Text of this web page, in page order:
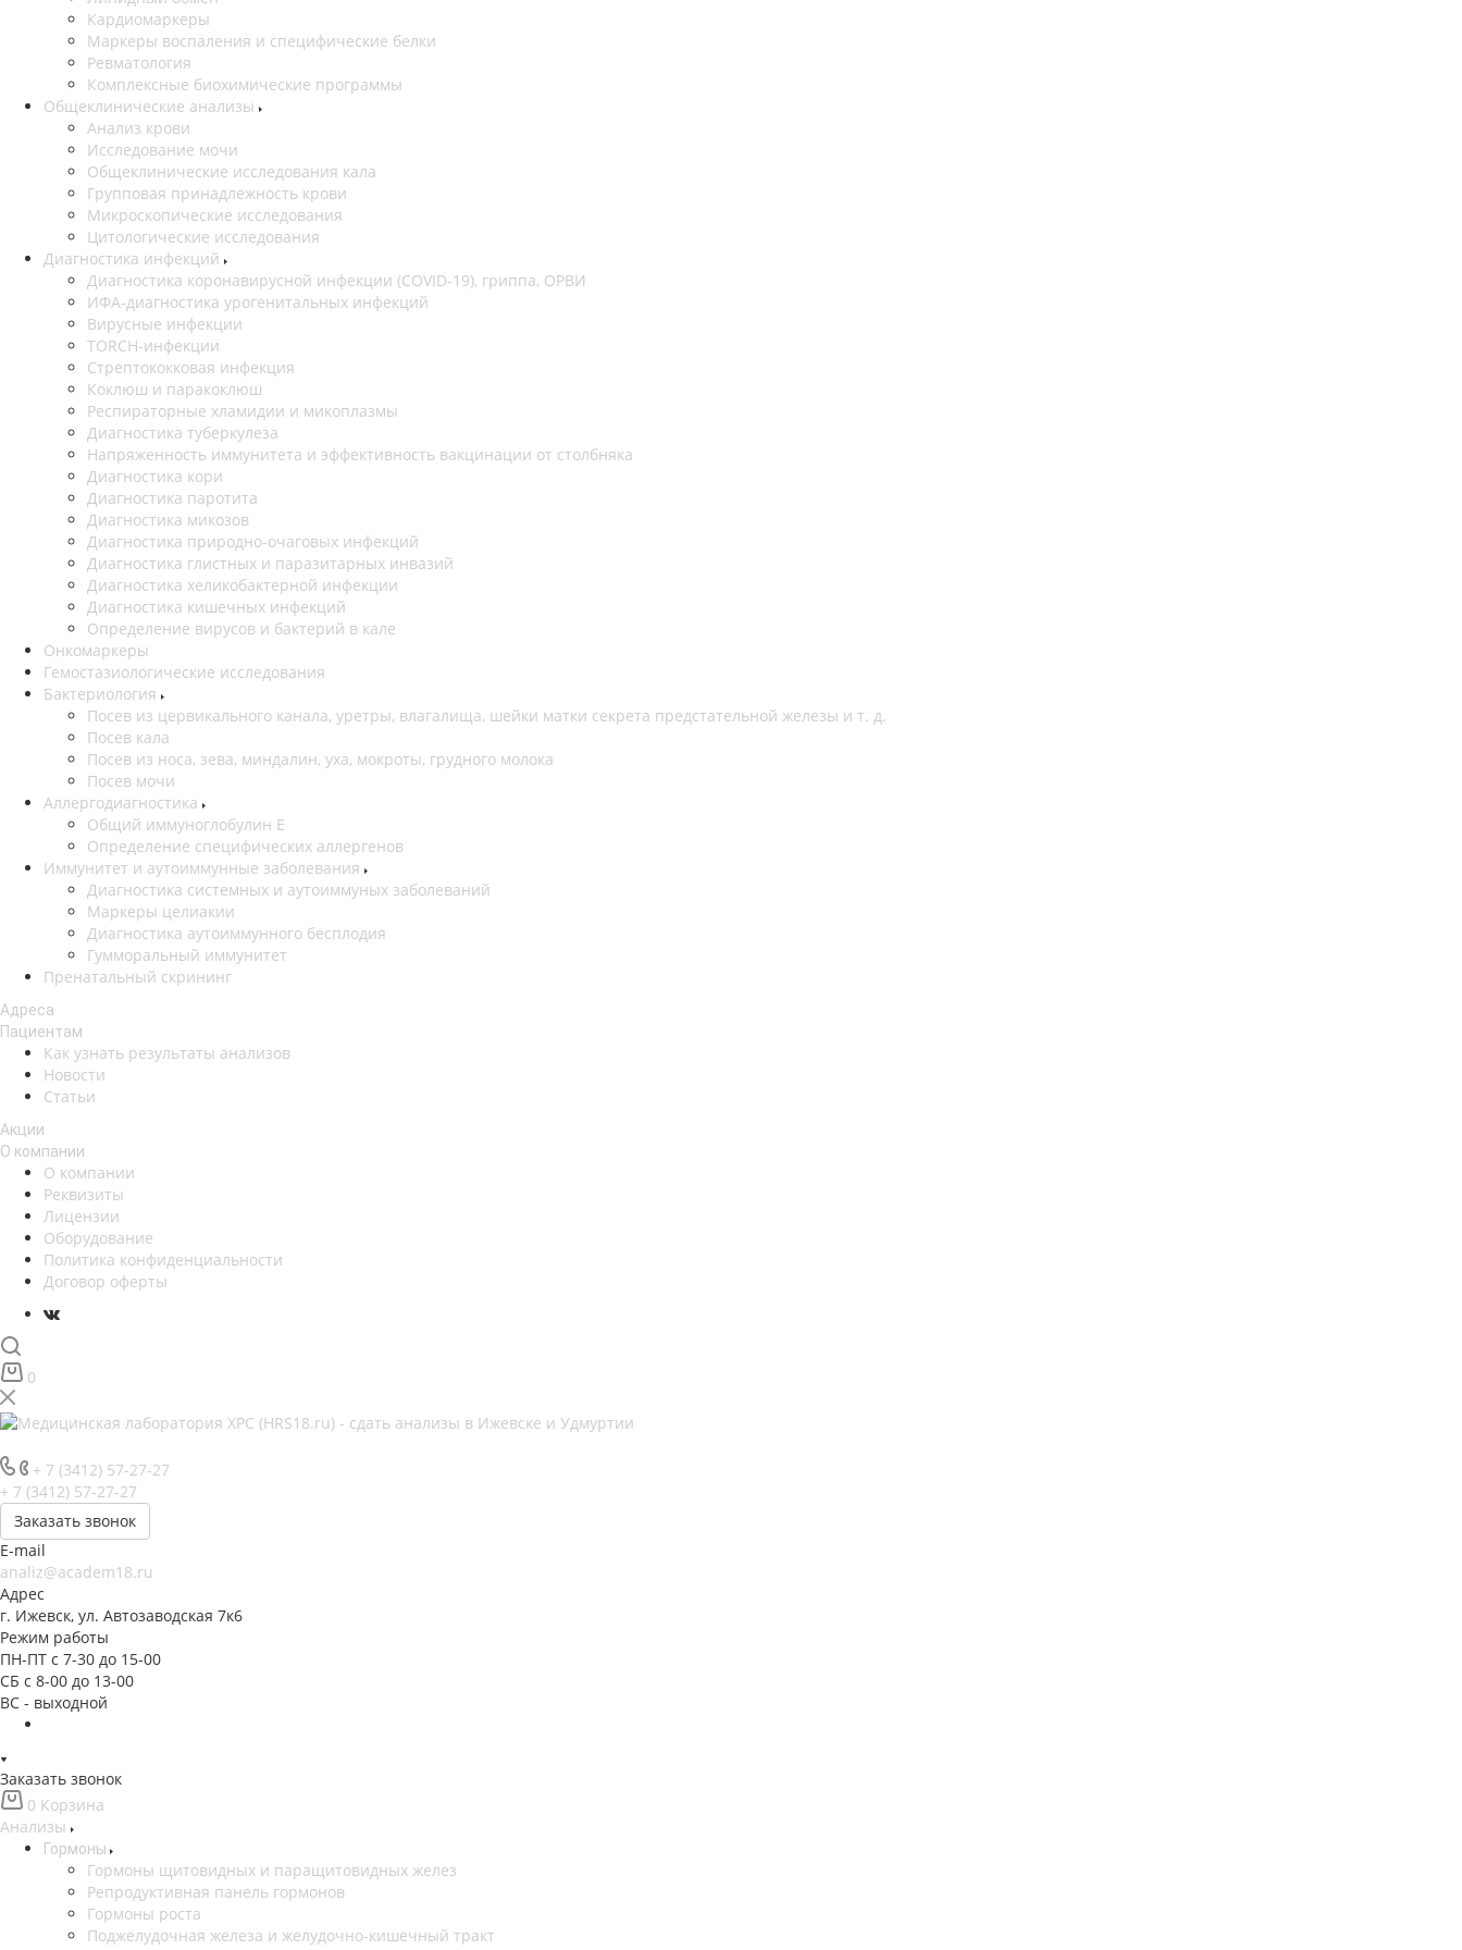
Кардиомаркеры
Маркеры воспаления и специфические белки
Ревматология
Комплексные биохимические программы
Общеклинические анализы
Анализ крови
Исследование мочи
Общеклинические исследования кала
Групповая принадлежность крови
Микроскопические исследования
Цитологические исследования
Диагностика инфекций
Диагностика коронавирусной инфекции (COVID-19), гриппа, ОРВИ
ИФА-диагностика урогенитальных инфекций
Вирусные инфекции
TORCH-инфекции
Стрептококковая инфекция
Коклюш и паракоклюш
Респираторные хламидии и микоплазмы
Диагностика туберкулеза
Напряженность иммунитета и эффективность вакцинации от столбняка
Диагностика кори
Диагностика паротита
Диагностика микозов
Диагностика природно-очаговых инфекций
Диагностика глистных и паразитарных инвазий
Диагностика хеликобактерной инфекции
Диагностика кишечных инфекций
Определение вирусов и бактерий в кале
Онкомаркеры
Гемостазиологические исследования
Бактериология
Посев из цервикального канала, уретры, влагалища, шейки матки секрета предстательной железы и т. д.
Посев кала
Посев из носа, зева, миндалин, уха, мокроты, грудного молока
Посев мочи
Аллергодиагностика
Общий иммуноглобулин Е
Определение специфических аллергенов
Иммунитет и аутоиммунные заболевания
Диагностика системных и аутоиммуных заболеваний
Маркеры целиакии
Диагностика аутоиммунного бесплодия
Гумморальный иммунитет
Пренатальный скрининг
Адреса
Пациентам
Как узнать результаты анализов
Новости
Статьи
Акции
О компании
О компании
Реквизиты
Лицензии
Оборудование
Политика конфиденциальности
Договор оферты
0
+ 7 (3412) 57-27-27
+ 7 (3412) 57-27-27
Заказать звонок
E-mail
analiz@academ18.ru
Адрес
г. Ижевск, ул. Автозаводская 7к6
Режим работы
ПН-ПТ с 7-30 до 15-00
СБ с 8-00 до 13-00
ВС - выходной
Заказать звонок
0 Корзина
Анализы
Гормоны
Гормоны щитовидных и паращитовидных желез
Репродуктивная панель гормонов
Гормоны роста
Поджелудочная железа и желудочно-кишечный тракт